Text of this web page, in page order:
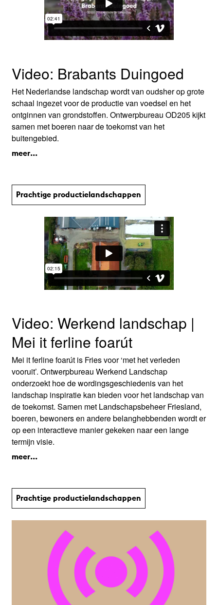
Video: Brabants Duingoed
Het Nederlandse landschap wordt van oudsher op grote
schaal ingezet voor de productie van voedsel en het
ontginnen van grondstoffen. Ontwerpbureau OD205 kijkt
samen met boeren naar de toekomst van het
buitengebied.
meer...
Prachtige productie­land­schap­pen
Video: Werkend landschap |
Mei it ferline foarút
Mei it ferline foarút is Fries voor ‘met het verleden
vooruit’. Ontwerpbureau Werkend Landschap
onderzoekt hoe de wordingsgeschiedenis van het
landschap inspiratie kan bieden voor het landschap van
de toekomst. Samen met Landschapsbeheer Friesland,
boeren, bewoners en andere belanghebbenden wordt er
op een interactieve manier gekeken naar een lange
termijn visie.
meer...
Prachtige productie­land­schap­pen